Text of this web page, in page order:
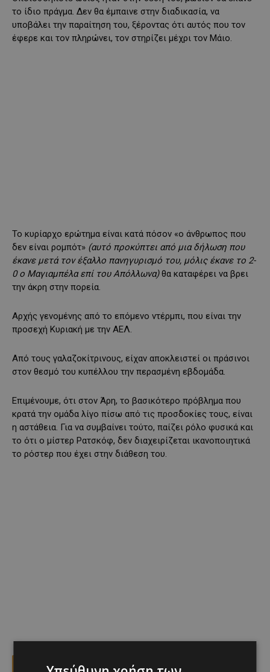
το ίδιο πράγμα. Δεν θα έμπαινε στην διαδικασία, να
υποβάλει την παραίτηση του, ξέροντας ότι αυτός που τον
έφερε και τον πληρώνει, τον στηρίζει μέχρι τον Μάιο.
Το κυρίαρχο ερώτημα είναι κατά πόσον «ο άνθρωπος που
δεν είναι ρομπότ» (αυτό προκύπτει από μια δήλωση που
έκανε μετά τον έξαλλο πανηγυρισμό του, μόλις έκανε το 2-
0 ο Μαγιαμπέλα επί του Απόλλωνα)θα καταφέρει να βρει
την άκρη στην πορεία.
Αρχής γενομένης από το επόμενο ντέρμπι, που είναι την
προσεχή Κυριακή με την ΑΕΛ.
Από τους γαλαζοκίτρινους, είχαν αποκλειστεί οι πράσινοι
στον θεσμό του κυπέλλου την περασμένη εβδομάδα.
Επιμένουμε, ότι στον Άρη, το βασικότερο πρόβλημα που
κρατά την ομάδα λίγο πίσω από τις προσδοκίες τους, είναι
η αστάθεια. Για να συμβαίνει τούτο, παίζει ρόλο φυσικά και
το ότι ο μίστερ Ρατσκόφ, δεν διαχειρίζεται ικανοποιητικά
το ρόστερ που έχει στην διάθεση του.
Facebook X Viber